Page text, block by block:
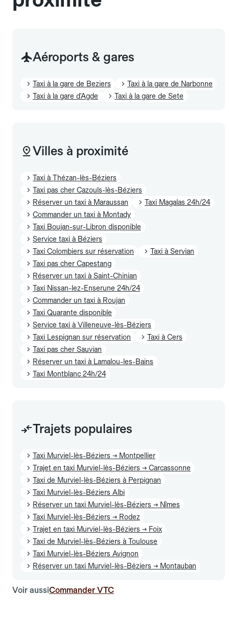
Aéroports & gares
Taxi à la gare de Beziers
Taxi à la gare de Narbonne
Taxi à la gare d'Agde
Taxi à la gare de Sete
Villes à proximité
Taxi à Thézan-lès-Béziers
Taxi pas cher Cazouls-lès-Béziers
Réserver un taxi à Maraussan
Taxi Magalas 24h/24
Commander un taxi à Montady
Taxi Boujan-sur-Libron disponible
Service taxi à Béziers
Taxi Colombiers sur réservation
Taxi à Servian
Taxi pas cher Capestang
Réserver un taxi à Saint-Chinian
Taxi Nissan-lez-Enserune 24h/24
Commander un taxi à Roujan
Taxi Quarante disponible
Service taxi à Villeneuve-lès-Béziers
Taxi Lespignan sur réservation
Taxi à Cers
Taxi pas cher Sauvian
Réserver un taxi à Lamalou-les-Bains
Taxi Montblanc 24h/24
Trajets populaires
Taxi Murviel-lès-Béziers → Montpellier
Trajet en taxi Murviel-lès-Béziers → Carcassonne
Taxi de Murviel-lès-Béziers à Perpignan
Taxi Murviel-lès-Béziers Albi
Réserver un taxi Murviel-lès-Béziers → Nîmes
Taxi Murviel-lès-Béziers → Rodez
Trajet en taxi Murviel-lès-Béziers → Foix
Taxi de Murviel-lès-Béziers à Toulouse
Taxi Murviel-lès-Béziers Avignon
Réserver un taxi Murviel-lès-Béziers → Montauban
Voir aussiCommander VTC